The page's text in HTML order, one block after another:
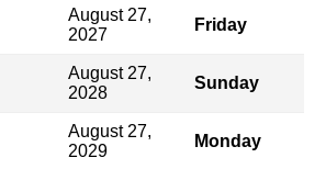
August 27,
2027
Friday
August 27,
2028
Sunday
August 27,
2029
Monday